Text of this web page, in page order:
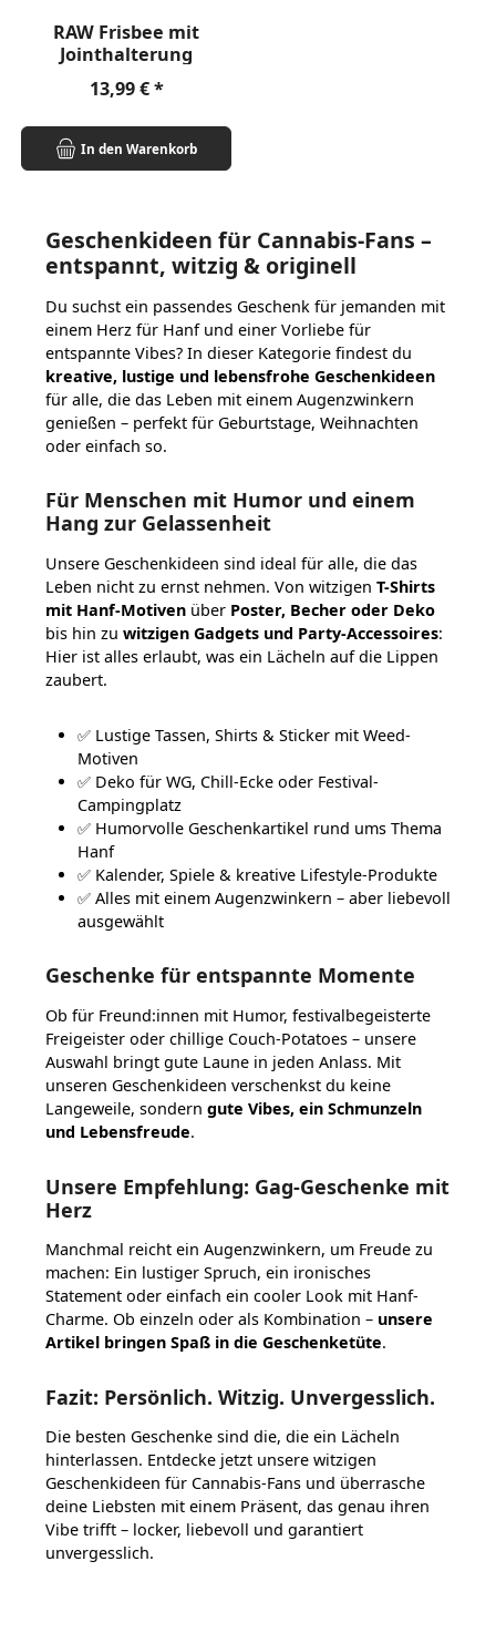
RAW Frisbee mit
Jointhalterung
Regulärer Preis:
13,99 €
In den Warenkorb
Geschenkideen für Cannabis-Fans –
entspannt, witzig & originell
Du suchst ein passendes Geschenk für jemanden mit
einem Herz für Hanf und einer Vorliebe für
entspannte Vibes? In dieser Kategorie findest du
kreative, lustige und lebensfrohe Geschenkideen
für alle, die das Leben mit einem Augenzwinkern
genießen – perfekt für Geburtstage, Weihnachten
oder einfach so.
Für Menschen mit Humor und einem
Hang zur Gelassenheit
Unsere Geschenkideen sind ideal für alle, die das
Leben nicht zu ernst nehmen. Von witzigen T-Shirts
mit Hanf-Motiven über Poster, Becher oder Deko
bis hin zu witzigen Gadgets und Party-Accessoires:
Hier ist alles erlaubt, was ein Lächeln auf die Lippen
zaubert.
✅ Lustige Tassen, Shirts & Sticker mit Weed-
Motiven
✅ Deko für WG, Chill-Ecke oder Festival-
Campingplatz
✅ Humorvolle Geschenkartikel rund ums Thema
Hanf
✅ Kalender, Spiele & kreative Lifestyle-Produkte
✅ Alles mit einem Augenzwinkern – aber liebevoll
ausgewählt
Geschenke für entspannte Momente
Ob für Freund:innen mit Humor, festivalbegeisterte
Freigeister oder chillige Couch-Potatoes – unsere
Auswahl bringt gute Laune in jeden Anlass. Mit
unseren Geschenkideen verschenkst du keine
Langeweile, sondern gute Vibes, ein Schmunzeln
und Lebensfreude.
Unsere Empfehlung: Gag-Geschenke mit
Herz
Manchmal reicht ein Augenzwinkern, um Freude zu
machen: Ein lustiger Spruch, ein ironisches
Statement oder einfach ein cooler Look mit Hanf-
Charme. Ob einzeln oder als Kombination – unsere
Artikel bringen Spaß in die Geschenketüte.
Fazit: Persönlich. Witzig. Unvergesslich.
Die besten Geschenke sind die, die ein Lächeln
hinterlassen. Entdecke jetzt unsere witzigen
Geschenkideen für Cannabis-Fans und überrasche
deine Liebsten mit einem Präsent, das genau ihren
Vibe trifft – locker, liebevoll und garantiert
unvergesslich.